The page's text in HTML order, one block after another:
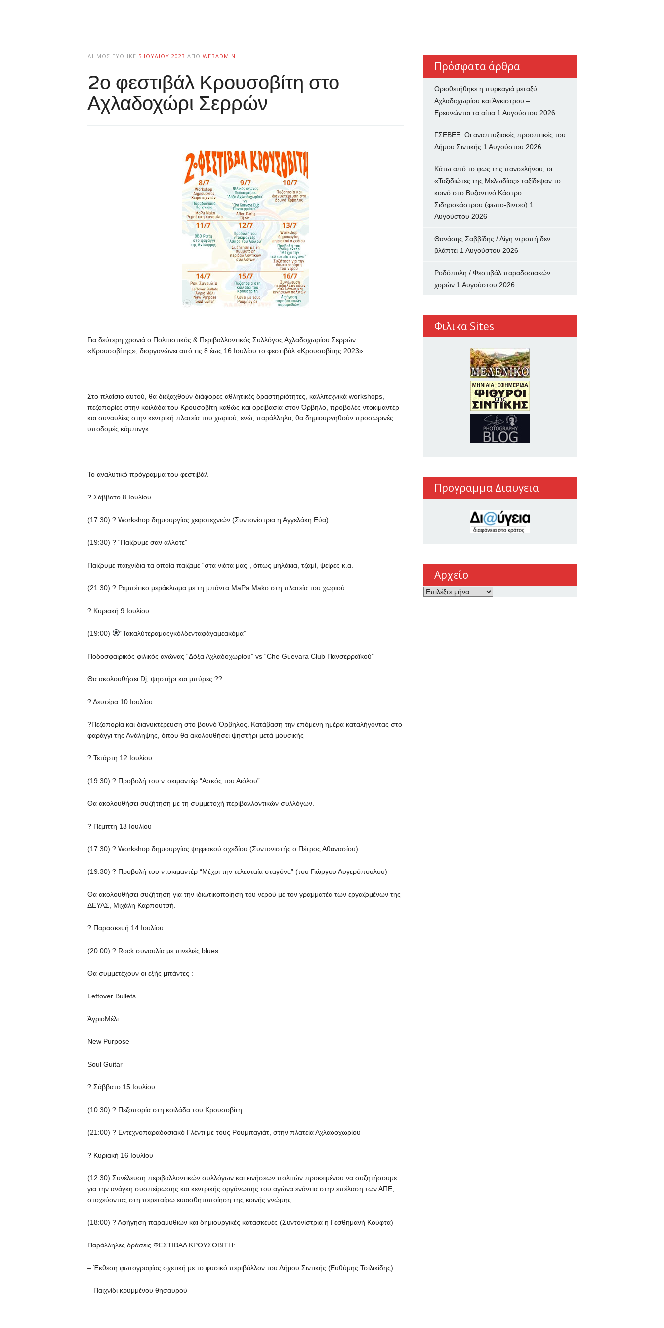
ΔΗΜΟΣΙΕΎΘΗΚΕ 5 ΙΟΥΛΊΟΥ 2023 ΑΠΌ WEBADMIN
2ο φεστιβάλ Κρουσοβίτη στο
Αχλαδοχώρι Σερρών
Για δεύτερη χρονιά ο Πολιτιστικός & Περιβαλλοντικός Συλλόγος Αχλαδοχωρίου Σερρών
«Κρουσοβίτης», διοργανώνει από τις 8 έως 16 Ιουλίου το φεστιβάλ «Κρουσοβίτης 2023».
Στο πλαίσιο αυτού, θα διεξαχθούν διάφορες αθλητικές δραστηριότητες, καλλιτεχνικά workshops,
πεζοπορίες στην κοιλάδα του Κρουσοβίτη καθώς και ορειβασία στον Όρβηλο, προβολές ντοκιμαντέρ
και συναυλίες στην κεντρική πλατεία του χωριού, ενώ, παράλληλα, θα δημιουργηθούν προσωρινές
υποδομές κάμπινγκ.
Το αναλυτικό πρόγραμμα του φεστιβάλ
? Σάββατο 8 Ιουλίου
(17:30) ? Workshop δημιουργίας χειροτεχνιών (Συντονίστρια η Αγγελάκη Εύα)
(19:30) ? “Παίζουμε σαν άλλοτε”
Παίζουμε παιχνίδια τα οποία παίζαμε “στα νιάτα μας”, όπως μηλάκια, τζαμί, ψείρες κ.α.
(21:30) ? Ρεμπέτικο μεράκλωμα με τη μπάντα MaPa Mako στη πλατεία του χωριού
? Κυριακή 9 Ιουλίου
(19:00) “Τακαλύτεραμαςγκόλδενταφάγαμεακόμα”
Ποδοσφαιρικός φιλικός αγώνας “Δόξα Αχλαδοχωρίου” vs “Che Guevara Club Πανσερραϊκού”
Θα ακολουθήσει Dj, ψηστήρι και μπύρες ??.
? Δευτέρα 10 Ιουλίου
?Πεζοπορία και διανυκτέρευση στο βουνό Όρβηλος. Κατάβαση την επόμενη ημέρα καταλήγοντας στο
φαράγγι της Ανάληψης, όπου θα ακολουθήσει ψηστήρι μετά μουσικής
? Τετάρτη 12 Ιουλίου
(19:30) ? Προβολή του ντοκιμαντέρ “Ασκός του Αιόλου”
Θα ακολουθήσει συζήτηση με τη συμμετοχή περιβαλλοντικών συλλόγων.
? Πέμπτη 13 Ιουλίου
(17:30) ?️ Workshop δημιουργίας ψηφιακού σχεδίου (Συντονιστής ο Πέτρος Αθανασίου).
(19:30) ? Προβολή του ντοκιμαντέρ “Μέχρι την τελευταία σταγόνα” (του Γιώργου Αυγερόπουλου)
Θα ακολουθήσει συζήτηση για την ιδιωτικοποίηση του νερού με τον γραμματέα των εργαζομένων της
ΔΕΥΑΣ, Μιχάλη Καρπουτσή.
? Παρασκευή 14 Ιουλίου.
(20:00) ? Rock συναυλία με πινελιές blues
Θα συμμετέχουν οι εξής μπάντες :
Leftover Bullets
ΆγριοΜέλι
New Purpose
Soul Guitar
? Σάββατο 15 Ιουλίου
(10:30) ? Πεζοπορία στη κοιλάδα του Κρουσοβίτη
(21:00) ? Εντεχνοπαραδοσιακό Γλέντι με τους Ρουμπαγιάτ, στην πλατεία Αχλαδοχωρίου
? Κυριακή 16 Ιουλίου
(12:30) Συνέλευση περιβαλλοντικών συλλόγων και κινήσεων πολιτών προκειμένου να συζητήσουμε
για την ανάγκη συσπείρωσης και κεντρικής οργάνωσης του αγώνα ενάντια στην επέλαση των ΑΠΕ,
στοχεύοντας στη περεταίρω ευαισθητοποίηση της κοινής γνώμης.
(18:00) ? Αφήγηση παραμυθιών και δημιουργικές κατασκευές (Συντονίστρια η Γεσθημανή Κούφτα)
Παράλληλες δράσεις ΦΕΣΤΙΒΑΛ ΚΡΟΥΣΟΒΙΤΗ:
– Έκθεση φωτογραφίας σχετική με το φυσικό περιβάλλον του Δήμου Σιντικής (Ευθύμης Τσιλικίδης).
– Παιχνίδι κρυμμένου θησαυρού
Πρόσφατα άρθρα
Οριοθετήθηκε η πυρκαγιά μεταξύ
Αχλαδοχωρίου και Άγκιστρου –
Ερευνώνται τα αίτια 1 Αυγούστου 2026
ΓΣΕΒΕΕ: Οι αναπτυξιακές προοπτικές του
Δήμου Σιντικής 1 Αυγούστου 2026
Κάτω από το φως της πανσελήνου, οι
«Ταξιδιώτες της Μελωδίας» ταξίδεψαν το
κοινό στο Βυζαντινό Κάστρο
Σιδηροκάστρου (φωτο-βιντεο) 1
Αυγούστου 2026
Θανάσης Σαββίδης / Λίγη ντροπή δεν
βλάπτει 1 Αυγούστου 2026
Ροδόπολη / Φεστιβάλ παραδοσιακών
χορών 1 Αυγούστου 2026
Φιλικα Sites
Προγραμμα Διαυγεια
Αρχείο
Αρχείο